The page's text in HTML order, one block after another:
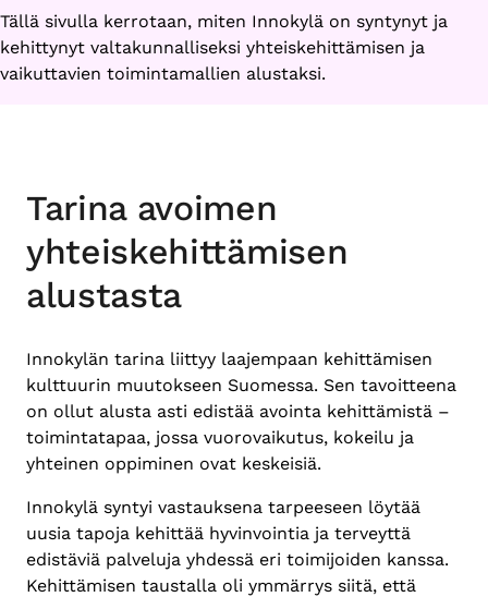
Tällä sivulla kerrotaan, miten Innokylä on syntynyt ja
kehittynyt valtakunnalliseksi yhteiskehittämisen ja
vaikuttavien toimintamallien alustaksi.
Tarina avoimen
yhteiskehittämisen
alustasta
Innokylän tarina liittyy laajempaan kehittämisen
kulttuurin muutokseen Suomessa. Sen tavoitteena
on ollut alusta asti edistää avointa kehittämistä –
toimintatapaa, jossa vuorovaikutus, kokeilu ja
yhteinen oppiminen ovat keskeisiä.
Innokylä syntyi vastauksena tarpeeseen löytää
uusia tapoja kehittää hyvinvointia ja terveyttä
edistäviä palveluja yhdessä eri toimijoiden kanssa.
Kehittämisen taustalla oli ymmärrys siitä, että